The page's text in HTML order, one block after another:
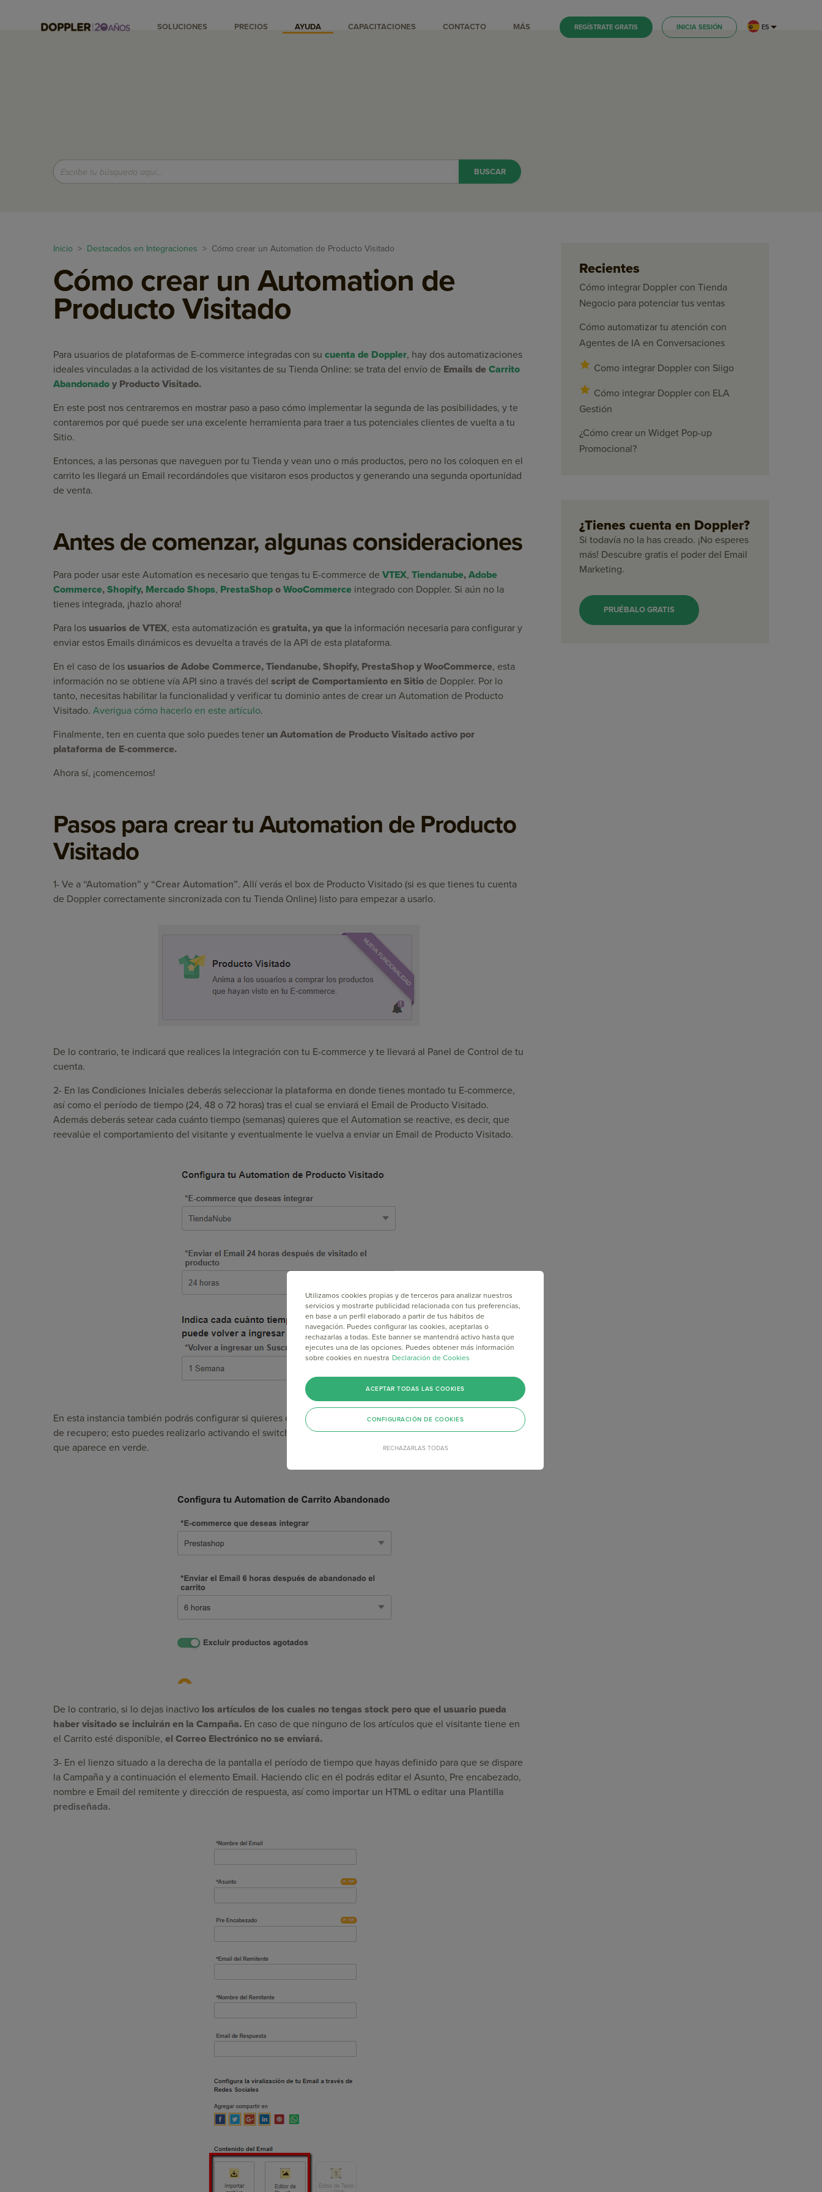
SOLUCIONES PRECIOS AYUDA CAPACITACIONES CONTACTO MÁS REGÍSTRATE GRATIS INICIA SESIÓN ES
Inicio > Destacados en Integraciones > Cómo crear un Automation de Producto Visitado
Cómo crear un Automation de
Producto Visitado
Para usuarios de plataformas de E-commerce integradas con su cuenta de Doppler, hay dos automatizaciones
ideales vinculadas a la actividad de los visitantes de su Tienda Online: se trata del envío de Emails de Carrito
Abandonado y Producto Visitado.
En este post nos centraremos en mostrar paso a paso cómo implementar la segunda de las posibilidades, y te
contaremos por qué puede ser una excelente herramienta para traer a tus potenciales clientes de vuelta a tu
Sitio.
Entonces, a las personas que naveguen por tu Tienda y vean uno o más productos, pero no los coloquen en el
carrito les llegará un Email recordándoles que visitaron esos productos y generando una segunda oportunidad
de venta.
Antes de comenzar, algunas consideraciones
Para poder usar este Automation es necesario que tengas tu E-commerce de VTEX, Tiendanube, Adobe
Commerce, Shopify, Mercado Shops, PrestaShop o WooCommerce integrado con Doppler. Si aún no la
tienes integrada, ¡hazlo ahora!
Para los usuarios de VTEX, esta automatización es gratuita, ya que la información necesaria para configurar y
enviar estos Emails dinámicos es devuelta a través de la API de esta plataforma.
En el caso de los usuarios de Adobe Commerce, Tiendanube, Shopify, PrestaShop y WooCommerce, esta
información no se obtiene vía API sino a través del script de Comportamiento en Sitio de Doppler. Por lo
tanto, necesitas habilitar la funcionalidad y verificar tu dominio antes de crear un Automation de Producto
Visitado. Averigua cómo hacerlo en este artículo.
Finalmente, ten en cuenta que solo puedes tener un Automation de Producto Visitado activo por
plataforma de E-commerce.
Ahora sí, ¡comencemos!
Pasos para crear tu Automation de Producto
Visitado
1- Ve a “Automation” y “Crear Automation”. Allí verás el box de Producto Visitado (si es que tienes tu cuenta
de Doppler correctamente sincronizada con tu Tienda Online) listo para empezar a usarlo.
De lo contrario, te indicará que realices la integración con tu E-commerce y te llevará al Panel de Control de tu
cuenta.
2- En las Condiciones Iniciales deberás seleccionar la plataforma en donde tienes montado tu E-commerce,
así como el período de tiempo (24, 48 o 72 horas) tras el cual se enviará el Email de Producto Visitado.
Además deberás setear cada cuánto tiempo (semanas) quieres que el Automation se reactive, es decir, que
reevalúe el comportamiento del visitante y eventualmente le vuelva a enviar un Email de Producto Visitado.
En esta instancia también podrás configurar si quieres que los productos sin stock no se muestren
en el Email
de recupero; esto puedes realizarlo activando el switch que por defecto aparece inactivo. Al activarlo, verás
que aparece en verde.
De lo contrario, si lo dejas inactivo los artículos de los cuales no tengas stock pero que el usuario pueda
haber visitado se incluirán en la Campaña. En caso de que ninguno de los artículos que el visitante tiene en
el Carrito esté disponible, el Correo Electrónico no se enviará.
3- En el lienzo situado a la derecha de la pantalla el período de tiempo que hayas definido para que se dispare
la Campaña y a continuación el elemento Email. Haciendo clic en él podrás editar el Asunto, Pre encabezado,
nombre e Email del remitente y dirección de respuesta, así como importar un HTML o editar una Plantilla
prediseñada.
Recientes
Cómo integrar Doppler con Tienda
Negocio para potenciar tus ventas
Cómo automatizar tu atención con
Agentes de IA en Conversaciones
Como integrar Doppler con Siigo
Cómo integrar Doppler con ELA
Gestión
¿Cómo crear un Widget Pop-up
Promocional?
¿Tienes cuenta en Doppler?
Si todavía no la has creado. ¡No esperes
más! Descubre gratis el poder del Email
Marketing.
PRUÉBALO GRATIS
Utilizamos cookies propias y de terceros para analizar nuestros
servicios y mostrarte publicidad relacionada con tus preferencias,
en base a un perfil elaborado a partir de tus hábitos de
navegación. Puedes configurar las cookies, aceptarlas o
rechazarlas a todas. Este banner se mantendrá activo hasta que
ejecutes una de las opciones. Puedes obtener más información
sobre cookies en nuestra Declaración de Cookies
RECHAZARLAS TODAS
ACEPTAR TODAS LAS COOKIES
CONFIGURACIÓN DE COOKIES